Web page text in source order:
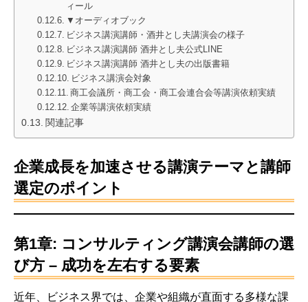
ィール
▼オーディオブック
ビジネス講演講師・酒井とし夫講演会の様子
ビジネス講演講師 酒井とし夫公式LINE
ビジネス講演講師 酒井とし夫の出版書籍
ビジネス講演会対象
商工会議所・商工会・商工会連合会等講演依頼実績
企業等講演依頼実績
関連記事
企業成長を加速させる講演テーマと講師
選定のポイント
第1章: コンサルティング講演会講師の選
び方 – 成功を左右する要素
近年、ビジネス界では、企業や組織が直面する多様な課